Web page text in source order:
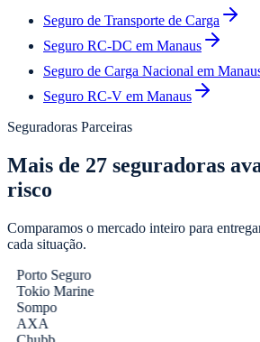
Seguro de Transporte de Carga
Seguro RC-DC em Manaus
Seguro de Carga Nacional em
Seguro RC-V em Manaus
Seguradoras Parceiras
Mais de 27 seguradoras
risco
Comparamos o mercado inteiro para
cada situação.
Porto Seguro
Tokio Marine
Sompo
AXA